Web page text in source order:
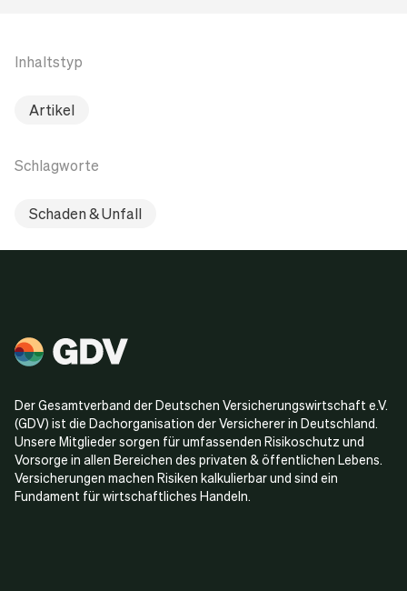
Inhaltstyp
Artikel
Schlagworte
Schaden & Unfall
Der Gesamtverband der Deutschen Versicherungswirtschaft e.V.
(GDV) ist die Dachorganisation der Versicherer in Deutschland.
Unsere Mitglieder sorgen für umfassenden Risikoschutz und
Vorsorge in allen Bereichen des privaten & öffentlichen Lebens.
Versicherungen machen Risiken kalkulierbar und sind ein
Fundament für wirtschaftliches Handeln.